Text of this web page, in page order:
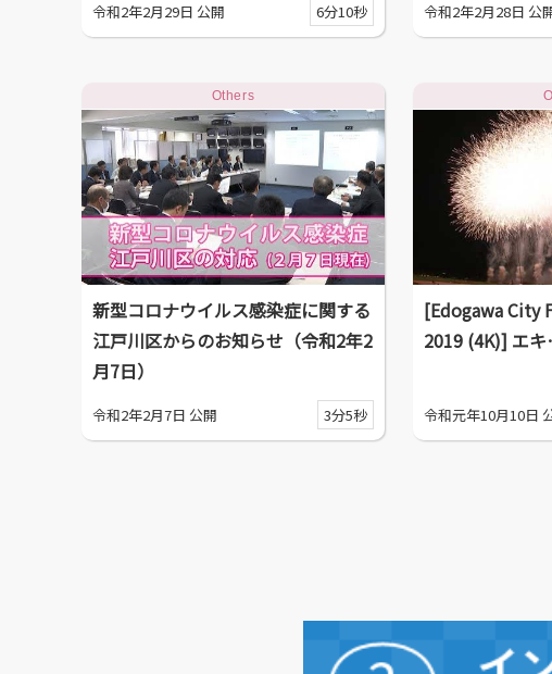
令和2年2月29日 公開 6分10秒 令和2年2月28日 公
Others
新型コロナウイルス感染症に関する
江戸川区からのお知らせ（令和2年2
月7日）
令和2年2月7日 公開 3分5秒
[Edogawa City
2019 (4K)] エ
令和元年10月10日